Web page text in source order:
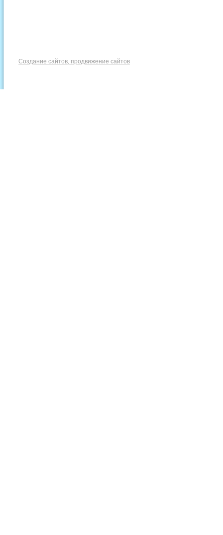
Создание сайтов, продвижение сайтов